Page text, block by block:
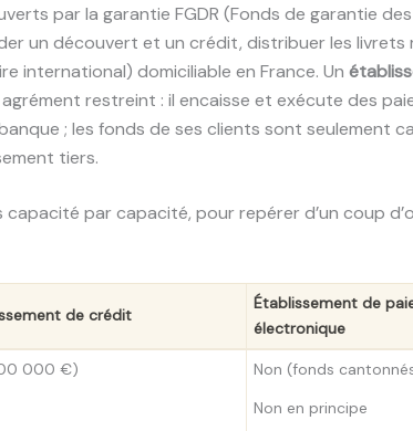
par la garantie FGDR (Fonds de garantie
un découvert et un crédit, distribuer les livrets
international) domiciliable en France. Un
restreint : il encaisse et exécute des
; les fonds de ses clients sont seulement
tiers.
par capacité, pour repérer d’un coup
de crédit
Établissement de
électronique
000 €)
Non (fonds
Non en principe